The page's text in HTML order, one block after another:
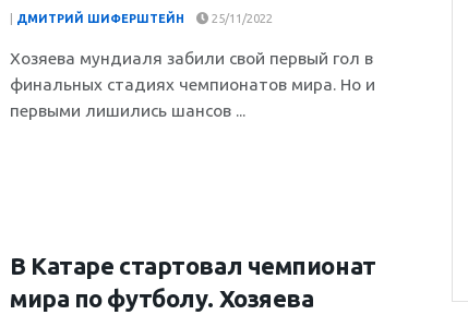
ДМИТРИЙ ШИФЕРШТЕЙН 25/11/2022
Хозяева мундиаля забили свой первый гол в
финальных стадиях чемпионатов мира. Но и
первыми лишились шансов ...
В Катаре стартовал чемпионат
мира по футболу. Хозяева